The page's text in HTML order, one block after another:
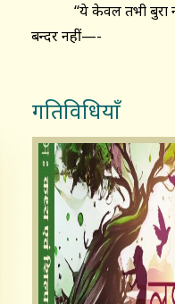
‘‘ये केवल तभी बुरा
बन्दर नहीं—-
गतिविधियाँ